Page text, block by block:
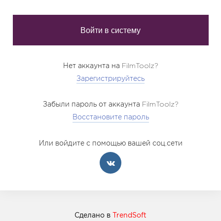
Нет аккаунта на FilmToolz?
Зарегистрируйтесь
Забыли пароль от аккаунта FilmToolz?
Восстановите пароль
Или войдите с помощью вашей соц.сети
Сделано в TrendSoft